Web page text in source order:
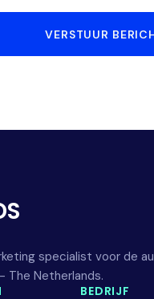
VERSTUUR
specialist voor de
The Netherlands.
BEDRIJF